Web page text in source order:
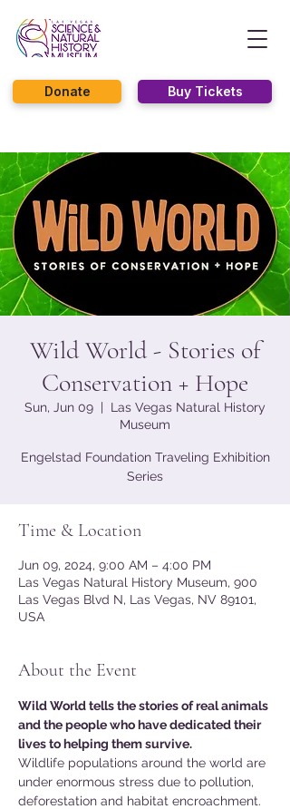
Buy Tickets
Donate
Wild World - Stories of
Conservation + Hope
Sun, Jun 09
  |
Las Vegas Natural History
Museum
Engelstad Foundation Traveling Exhibition
Series
Time & Location
Jun 09, 2024, 9:00 AM – 4:00 PM
Las Vegas Natural History Museum, 900
Las Vegas Blvd N, Las Vegas, NV 89101,
USA
About the Event
Wild World tells the stories of real animals
and the people who have dedicated their
lives to helping them survive.
Wildlife populations around the world are
under enormous stress due to pollution,
deforestation and habitat encroachment.